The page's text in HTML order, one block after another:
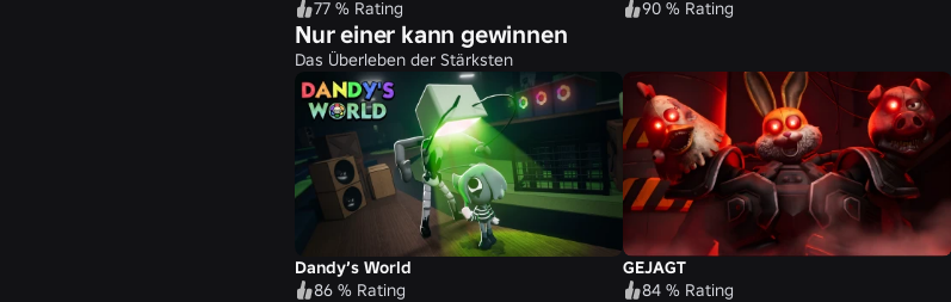
77 % Rating
90 % Rating
Nur einer kann gewinnen
Das Überleben der Stärksten
Dandy’s World
86 % Rating
GEJAGT
84 % Rating